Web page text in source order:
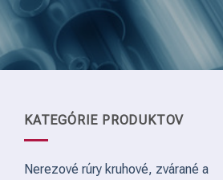
KATEGÓRIE PRODUKTOV
Nerezové rúry kruhové, zvárané a